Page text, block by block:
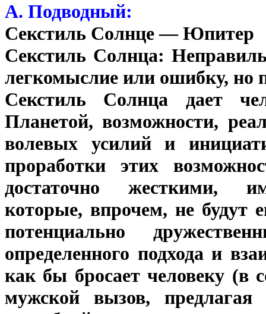
А. Подводный:
Секстиль Солнце — Юпитер
Секстиль Солнца:
легкомыслие или ошибку, но
Секстиль Солнца дает
Планетой, возможности,
волевых усилий и
проработки этих
достаточно жесткими,
которые, впрочем, не будут
потенциально
определенного подхода и
как бы бросает человеку (в
мужской вызов,